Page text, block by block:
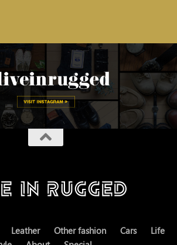
Leather Other fashion Cars
Life